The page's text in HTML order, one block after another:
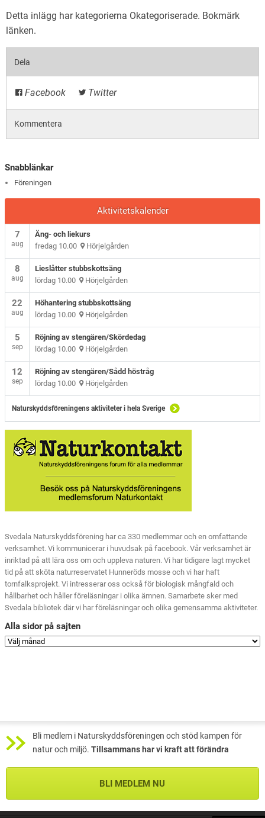
Detta inlägg har kategorierna Okategoriserade. Bokmärk
länken.
Dela
Facebook Twitter
Kommentera
Snabblänkar
Föreningen
Aktivitetskalender
7
aug
Äng- och liekurs
fredag 10.00 Hörjelgården
8
aug
Lieslåtter stubbskottsäng
lördag 10.00 Hörjelgården
22
aug
Höhantering stubbskottsäng
lördag 10.00 Hörjelgården
5
sep
Röjning av stengären/Skördedag
lördag 10.00 Hörjelgården
12
sep
Röjning av stengären/Sådd höstråg
lördag 10.00 Hörjelgården
Naturskyddsföreningens aktiviteter i hela Sverige
Svedala Naturskyddsförening har ca 330 medlemmar och en omfattande
verksamhet. Vi kommunicerar i huvudsak på facebook. Vår verksamhet är
inriktad på att lära oss om och uppleva naturen. Vi har tidigare lagt mycket
tid på att sköta naturreservatet Hunneröds mosse och vi har haft
tornfalksprojekt. Vi intresserar oss också för biologisk mångfald och
hållbarhet och håller föreläsningar i olika ämnen. Samarbete sker med
Svedala bibliotek där vi har föreläsningar och olika gemensamma aktiviteter.
Alla sidor på sajten
Bli medlem i Naturskyddsföreningen och stöd kampen för
natur och miljö. Tillsammans har vi kraft att förändra
BLI MEDLEM NU